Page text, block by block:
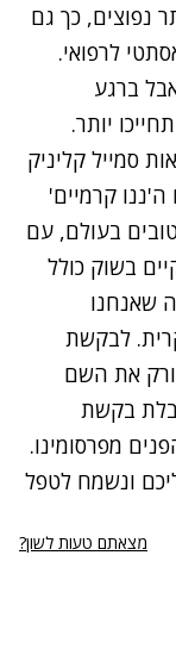
נפוצים, כך גם
לרפואי.
ברגע
יותר.
סמייל קליניק
קרמיים'
בעולם, עם
בשוק כולל
הטענה שאנחנו
לבקשת
ורק את השם
בקשת
מפרסומינו.
ונשמח לטפל
מצאתם טעות לשון?